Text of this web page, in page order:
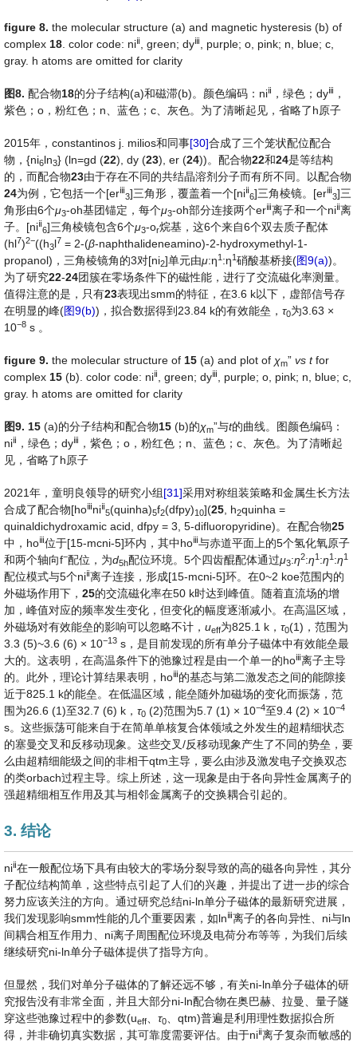
figure 8. the molecular structure (a) and magnetic hysteresis (b) of
complex 18 . color code: niⅱ , green; dyⅲ
, purple; o, pink; n, blue; c,
gray. h atoms are omitted for clarity
图8. 配合物18的分子结构(a)和磁滞(b)。颜色编码：niⅱ ，绿色；dyⅲ ，
紫色；o，粉红色；n、蓝色；c、灰色。为了清晰起见，省略了h原子
2015年，constantinos j. milios和同事[30]合成了三个笼状配位配合
物，{ni6ln3} (ln=gd (22), dy (23), er (24))。配合物22和24是等结构
的，而配合物23由于存在不同的共结晶溶剂分子而有所不同。以配合物
24为例，它包括一个[erⅲ
3]三角形，覆盖着一个[niⅱ
6]三角棱镜。[erⅲ
3]三
角形由6个μ3-oh基团锚定，每个μ3-oh部分连接两个erⅲ离子和一个niⅱ离
子。[niⅱ
6]三角棱镜包含6个μ3-or烷基，这6个来自6个双去质子配体
(hl7)2−((h3l7 = 2-(β-naphthalideneamino)-2-hydroxymethyl-1-
propanol)，三角棱镜角的3对[ni2]单元由μ:η1 :η1硝酸基桥接(图9(a))。
为了研究22-24团簇在零场条件下的磁性能，进行了交流磁化率测量。
值得注意的是，只有23表现出smm的特征，在3.6 k以下，虚部信号存
在明显的峰(图9(b))，拟合数据得到23.84 k的有效能垒， τ0为3.63 ×
10−8 s 。
figure 9. the molecular structure of 15 (a) and plot of χm” vs tfor
complex 15 (b). color code: niⅱ , green; dyⅲ
, purple; o, pink; n, blue; c,
gray. h atoms are omitted for clarity
图9. 15 (a)的分子结构和配合物15 (b)的χm”与t的曲线。图颜色编码：
niⅱ ，绿色；dyⅲ ，紫色；o，粉红色；n、蓝色；c、灰色。为了清晰起
见，省略了h原子
2021年，童明良领导的研究小组[31]采用对称组装策略和金属生长方法
合成了配合物[hoⅲniⅱ
5(quinha)5f2(dfpy)10](25 , h2quinha =
quinaldichydroxamic acid, dfpy = 3, 5-difluoropyridine)。在配合物25
中，hoⅲ位于[15-mcni-5]环内，其中hoⅲ与赤道平面上的5个氢化氧原子
和两个轴向f−配位，为d5h配位环境。5个四齿醌配体通过μ3:η2:η1 :η1 :η1
配位模式与5个niⅱ离子连接，形成[15-mcni-5]环。在0~2 koe范围内的
外磁场作用下， 25的交流磁化率在50 k时达到峰值。随着直流场的增
加，峰值对应的频率发生变化，但变化的幅度逐渐减小。在高温区域，
外磁场对有效能垒的影响可以忽略不计， ueff为825.1 k， τ0(1)，范围为
3.3 (5)~3.6 (6) × 10−13 s，是目前发现的所有单分子磁体中有效能垒最
大的。这表明，在高温条件下的弛豫过程是由一个单一的hoⅲ离子主导
的。此外，理论计算结果表明，hoⅲ的基态与第二激发态之间的能隙接
近于825.1 k的能垒。在低温区域，能垒随外加磁场的变化而振荡，范
围为26.6 (1)至32.7 (6) k， τ0 (2)范围为5.7 (1) × 10−4至9.4 (2) × 10−4
s。这些振荡可能来自于在简单单核复合体领域之外发生的超精细状态
的塞曼交叉和反移动现象。这些交叉/反移动现象产生了不同的势垒，要
么由超精细能级之间的非相干qtm主导，要么由涉及激发电子交换双态
的类orbach过程主导。综上所述，这一现象是由于各向异性金属离子的
强超精细相互作用及其与相邻金属离子的交换耦合引起的。
3. 结论
niⅱ在一般配位场下具有由较大的零场分裂导致的高的磁各向异性，其分
子配位结构简单，这些特点引起了人们的兴趣，并提出了进一步的综合
努力应该关注的方向。通过研究总结ni-ln单分子磁体的最新研究进展，
我们发现影响smm性能的几个重要因素，如lnⅲ离子的各向异性、ni与ln
间耦合相互作用力、ni离子周围配位环境及电荷分布等等，为我们后续
继续研究ni-ln单分子磁体提供了指导方向。
但显然，我们对单分子磁体的了解还远不够，有关ni-ln单分子磁体的研
究报告没有非常全面，并且大部分ni-ln配合物在奥巴赫、拉曼、量子隧
穿这些弛豫过程中的参数(ueff τ0
、qtm)普遍是利用理性数据拟合所
得，并非确切真实数据，其可靠度需要评估。由于niⅱ离子复杂而敏感的